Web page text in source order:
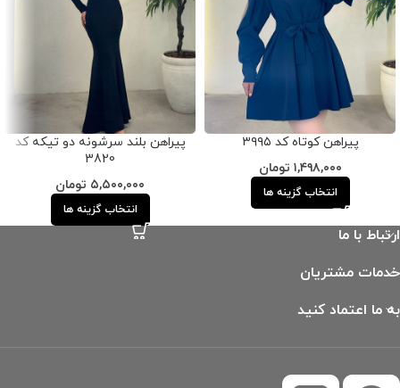
پیراهن کوتاه کد ۳۹۹۵
۱,۴۹۸,۰۰۰ تومان
انتخاب گزینه ها
پیراهن بلند سرشونه دو تیکه کد
3820
۵,۵۰۰,۰۰۰ تومان
انتخاب گزینه ها
ارتباط با ما
خدمات مشتریان
به ما اعتماد کنید